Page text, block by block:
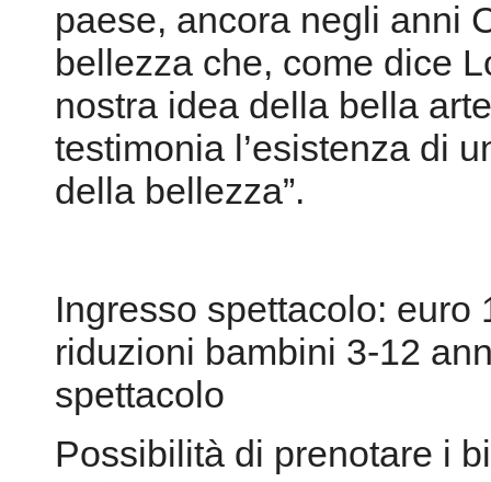
paese, ancora negli anni
bellezza che, come dice
nostra idea della bella
testimonia l’esistenza di
della bellezza”.
Ingresso spettacolo: euro
riduzioni bambini 3-12
spettacolo
Possibilità di prenotare i